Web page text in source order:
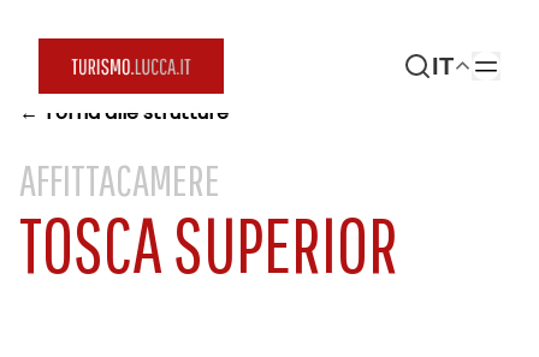
IT
← Torna alle strutture
AFFITTACAMERE
TOSCA SUPERIOR